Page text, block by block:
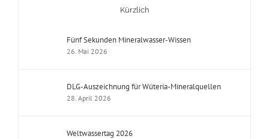
Kürzlich
Fünf Sekunden Mineralwasser-Wissen
26. Mai 2026
DLG-Auszeichnung für Wüteria-Mineralquellen
28. April 2026
Weltwassertag 2026